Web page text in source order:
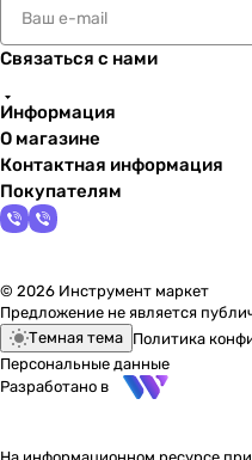
Связаться с нами
Информация
О магазине
Контактная информация
Покупателям
© 2026 Инструмент маркет
Предложение не является
Темная тема Политика
Персональные данные
Разработано в